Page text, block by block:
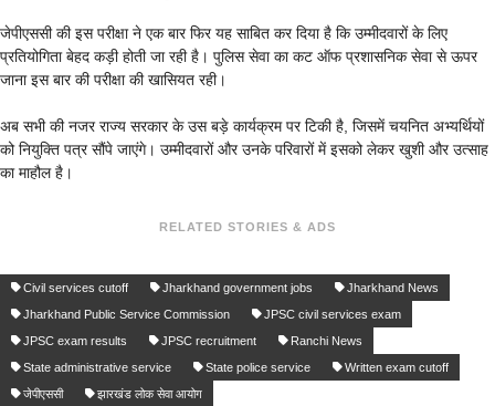
जेपीएससी की इस परीक्षा ने एक बार फिर यह साबित कर दिया है कि उम्मीदवारों के लिए
प्रतियोगिता बेहद कड़ी होती जा रही है। पुलिस सेवा का कट ऑफ प्रशासनिक सेवा से ऊपर
जाना इस बार की परीक्षा की खासियत रही।
अब सभी की नजर राज्य सरकार के उस बड़े कार्यक्रम पर टिकी है, जिसमें चयनित अभ्यर्थियों
को नियुक्ति पत्र सौंपे जाएंगे। उम्मीदवारों और उनके परिवारों में इसको लेकर खुशी और उत्साह
का माहौल है।
RELATED STORIES & ADS
Civil services cutoff Jharkhand government jobs
Jharkhand News
Jharkhand Public Service Commission
JPSC civil services exam
JPSC exam results
JPSC recruitment
Ranchi News
State administrative service
State police service
Written exam cutoff
जेपीएससी
झारखंड लोक सेवा आयोग